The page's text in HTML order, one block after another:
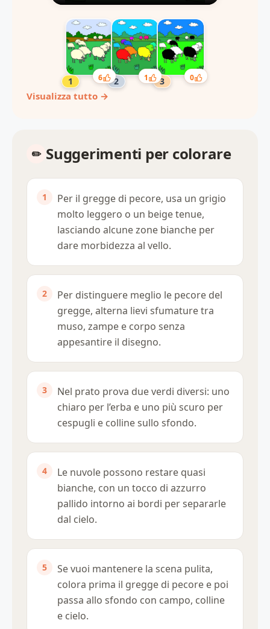
6 1 0
Visualizza tutto →
Suggerimenti per colorare
Per il gregge di pecore, usa un grigio
molto leggero o un beige tenue,
lasciando alcune zone bianche per
dare morbidezza al vello.
Per distinguere meglio le pecore del
gregge, alterna lievi sfumature tra
muso, zampe e corpo senza
appesantire il disegno.
Nel prato prova due verdi diversi: uno
chiaro per l’erba e uno più scuro per
cespugli e colline sullo sfondo.
Le nuvole possono restare quasi
bianche, con un tocco di azzurro
pallido intorno ai bordi per separarle
dal cielo.
Se vuoi mantenere la scena pulita,
colora prima il gregge di pecore e poi
passa allo sfondo con campo, colline
e cielo.